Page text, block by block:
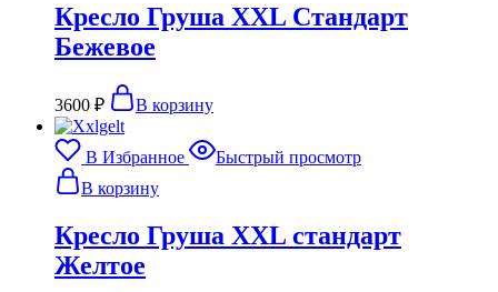
Кресло Груша XXL Стандарт
Бежевое
3600 ₽ В корзину
В Избранное
Быстрый просмотр
В корзину
Кресло Груша XXL стандарт
Желтое